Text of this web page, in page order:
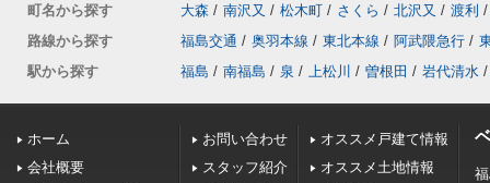
町名から探す
大森 / 南沢又 / 松木町 / さくら / 北沢又 / 渡利 /
路線から探す
福島交通 / 奥羽本線 / 東北本線 / 阿武隈急行 /
駅から探す
福島 / 南福島 / 泉 / 上松川 / 曽根田 / 岩代清水 /
ホーム
会社概要
お問い合わせ
スタッフ紹介
オススメ戸建て情報
オススメ土地情報